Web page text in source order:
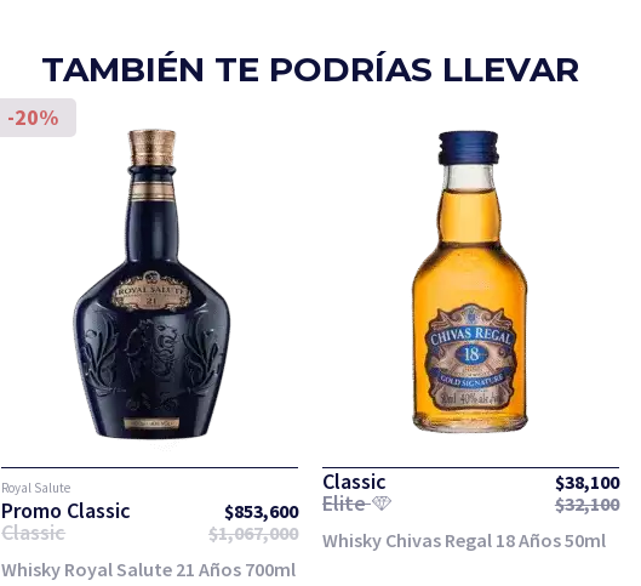
TAMBIÉN TE PODRÍAS LLEVAR
-20%
Royal Salute
Promo Classic $853,600
Classic $1,067,000
Whisky Royal Salute 21 Años 700ml
Classic $38,100
Elite $32,100
Whisky Chivas Regal 18 Años 50ml